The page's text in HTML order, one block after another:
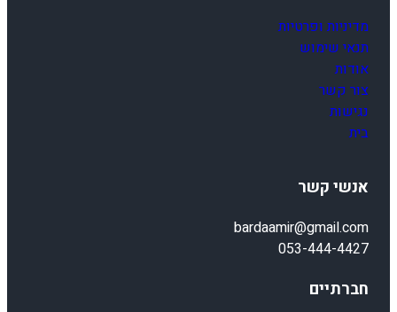
מדיניות ופרטיות
תנאי שימוש
אודות
צור קשר
נגישות
בית
אנשי קשר
bardaamir@gmail.com
053-444-4427
חברתיים